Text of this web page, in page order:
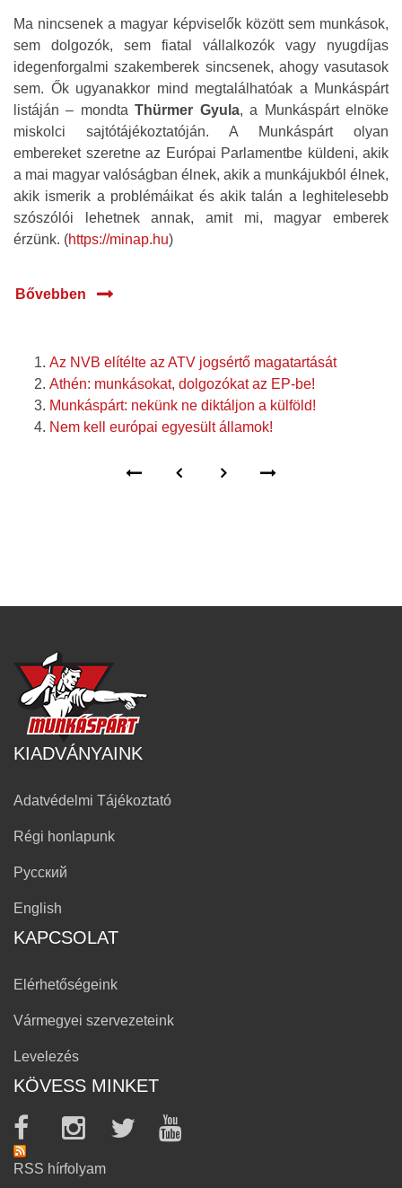
Ma nincsenek a magyar képviselők között sem munkások,
sem dolgozók, sem fiatal vállalkozók vagy nyugdíjas
idegenforgalmi szakemberek sincsenek, ahogy vasutasok
sem. Ők ugyanakkor mind megtalálhatóak a Munkáspárt
listáján – mondtaThürmer Gyula, a Munkáspárt elnöke
miskolci sajtótájékoztatóján. A Munkáspárt olyan
embereket szeretne az Európai Parlamentbe küldeni, akik
a mai magyar valóságban élnek, akik a munkájukból élnek,
akik ismerik a problémáikat és akik talán a leghitelesebb
szószólói lehetnek annak, amit mi, magyar emberek
érzünk. (https://minap.hu)
Bővebben
Az NVB elítélte az ATV jogsértő magatartását
Athén: munkásokat, dolgozókat az EP-be!
Munkáspárt: nekünk ne diktáljon a külföld!
Nem kell európai egyesült államok!
KIADVÁNYAINK
Adatvédelmi Tájékoztató
Régi honlapunk
Русский
English
KAPCSOLAT
Elérhetőségeink
Vármegyei szervezeteink
Levelezés
KÖVESS MINKET
RSS hírfolyam